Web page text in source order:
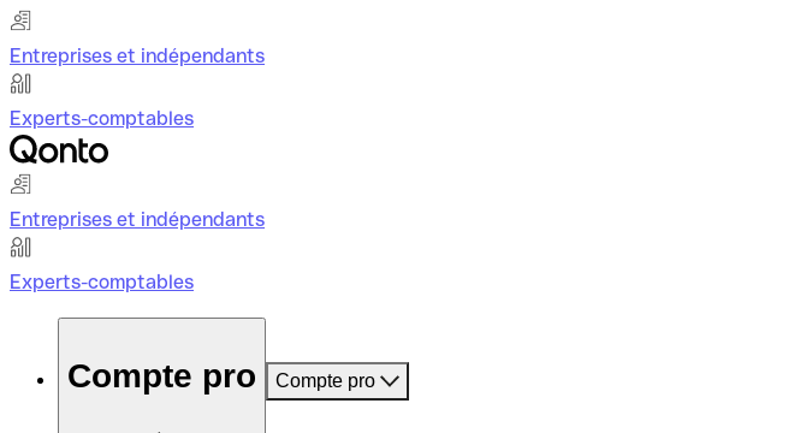
Entreprises et indépendants
Experts-comptables
Entreprises et indépendants
Experts-comptables
Compte pro Compte pro